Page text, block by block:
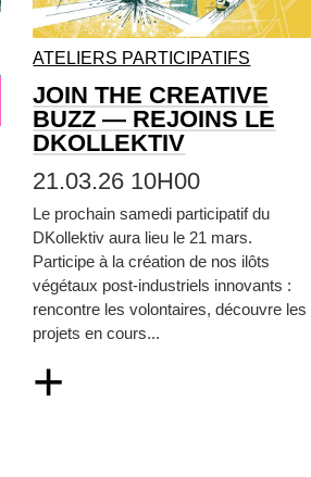
ATELIERS PARTICIPATIFS
JOIN THE CREATIVE
BUZZ — REJOINS LE
DKOLLEKTIV
21.03.26 10H00
Le prochain samedi participatif du
DKollektiv aura lieu le 21 mars.
Participe à la création de nos ilôts
végétaux post-industriels innovants :
rencontre les volontaires, découvre les
projets en cours...
+